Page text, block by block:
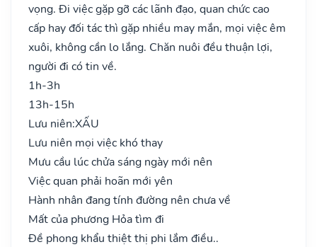
vọng. Đi việc gặp gỡ các lãnh đạo, quan chức cao
cấp hay đối tác thì gặp nhiều may mắn, mọi việc êm
xuôi, không cần lo lắng. Chăn nuôi đều thuận lợi,
người đi có tin về.
1h-3h
13h-15h
Lưu niên:XẤU
Lưu niên mọi việc khó thay
Mưu cầu lúc chửa sáng ngày mới nên
Việc quan phải hoãn mới yên
Hành nhân đang tính đường nên chưa về
Mất của phương Hỏa tìm đi
Đề phong khẩu thiệt thị phi lắm điều..